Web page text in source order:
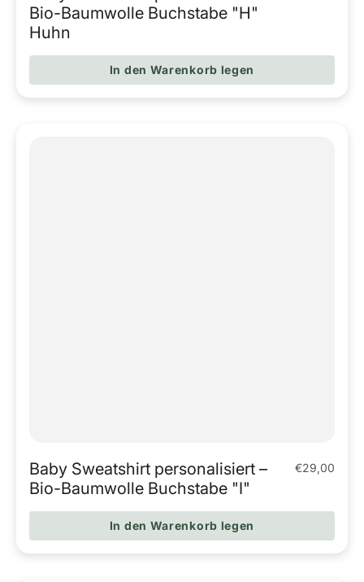
Bio-Baumwolle Buchstabe "H"
Huhn
In den Warenkorb legen
Baby Sweatshirt personalisiert –
Bio-Baumwolle Buchstabe "I"
€29,00
In den Warenkorb legen